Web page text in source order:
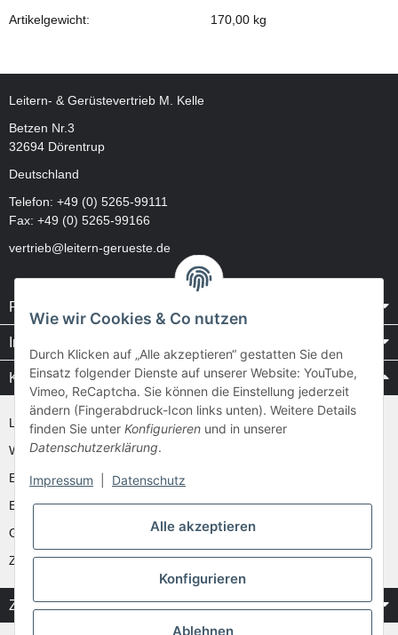
Artikelgewicht:
170,00 kg
Leitern- & Gerüstevertrieb M. Kelle
Betzen Nr.3
32694 Dörentrup
Deutschland
Telefon: +49 (0) 5265-99111
Fax: +49 (0) 5265-99166
vertrieb@leitern-gerueste.de
Rechtliches
Informationen
Kataloge / Videos
Layher Videos und Downloads
WAKÜ
Ernst
Euroline
Günzburger
Zarges
Zahlung & Versand
Wie wir Cookies & Co nutzen
Durch Klicken auf „Alle akzeptieren“ gestatten Sie den
Einsatz folgender Dienste auf unserer Website: YouTube,
Vimeo, ReCaptcha. Sie können die Einstellung jederzeit
ändern (Fingerabdruck-Icon links unten). Weitere Details
finden Sie unter Konfigurieren und in unserer
Datenschutzerklärung.
Impressum Datenschutz
Alle akzeptieren
Konfigurieren
Ablehnen